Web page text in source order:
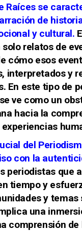
Raíces se
de
y cultural.
relatos de
cómo esos
interpretados y
En este tipo de
ve como un
hacia la
del
con la
periodistas que
tiempo y
y temas
una
comprensión de